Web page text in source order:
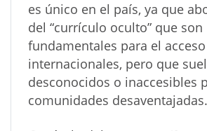
es único en el país, ya que
del “currículo oculto” que son
fundamentales para el
internacionales, pero que
desconocidos o inaccesibles
comunidades desaventajadas.